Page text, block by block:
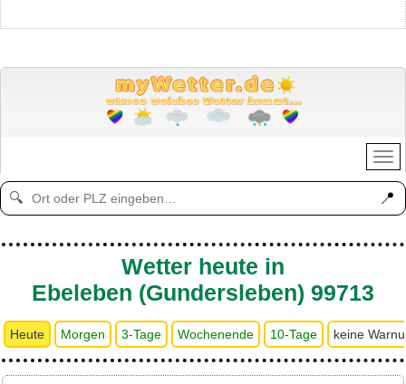
🔍 📍
Wetter heute in
Ebeleben (Gundersleben) 99713
Heute Morgen 3-Tage Wochenende 10-Tage keine